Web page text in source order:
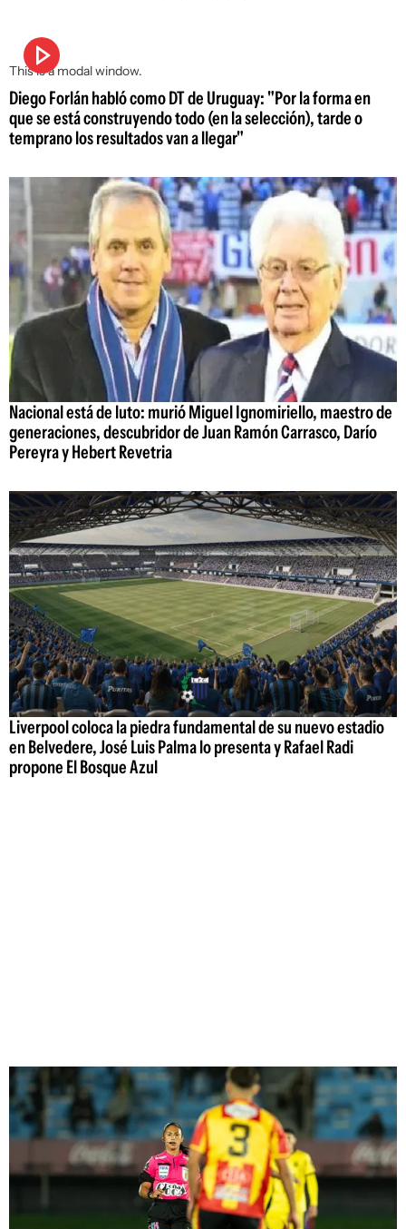
This is a modal window.
Diego Forlán habló como DT de Uruguay: "Por la forma en
que se está construyendo todo (en la selección), tarde o
temprano los resultados van a llegar"
Nacional está de luto: murió Miguel Ignomiriello, maestro de
generaciones, descubridor de Juan Ramón Carrasco, Darío
Pereyra y Hebert Revetria
Liverpool coloca la piedra fundamental de su nuevo estadio
en Belvedere, José Luis Palma lo presenta y Rafael Radi
propone El Bosque Azul